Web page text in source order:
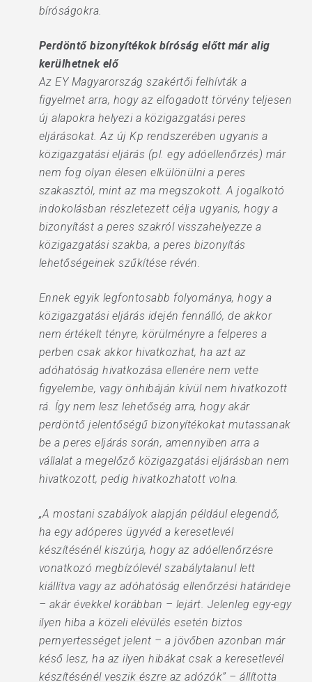
bíróságokra.
Perdöntő bizonyítékok bíróság előtt már alig
kerülhetnek elő
Az EY Magyarország szakértői felhívták a
figyelmet arra, hogy az elfogadott törvény teljesen
új alapokra helyezi a közigazgatási peres
eljárásokat. Az új Kp rendszerében ugyanis a
közigazgatási eljárás (pl. egy adóellenőrzés) már
nem fog olyan élesen elkülönülni a peres
szakasztól, mint az ma megszokott. A jogalkotó
indokolásban részletezett célja ugyanis, hogy a
bizonyítást a peres szakról visszahelyezze a
közigazgatási szakba, a peres bizonyítás
lehetőségeinek szűkítése révén.
Ennek egyik legfontosabb folyománya, hogy a
közigazgatási eljárás idején fennálló, de akkor
nem értékelt tényre, körülményre a felperes a
perben csak akkor hivatkozhat, ha azt az
adóhatóság hivatkozása ellenére nem vette
figyelembe, vagy önhibáján kívül nem hivatkozott
rá. Így nem lesz lehetőség arra, hogy akár
perdöntő jelentőségű bizonyítékokat mutassanak
be a peres eljárás során, amennyiben arra a
vállalat a megelőző közigazgatási eljárásban nem
hivatkozott, pedig hivatkozhatott volna.
„A mostani szabályok alapján például elegendő,
ha egy adóperes ügyvéd a keresetlevél
készítésénél kiszúrja, hogy az adóellenőrzésre
vonatkozó megbízólevél szabálytalanul lett
kiállítva vagy az adóhatóság ellenőrzési határideje
– akár évekkel korábban – lejárt. Jelenleg egy-egy
ilyen hiba a közeli elévülés esetén biztos
pernyertességet jelent – a jövőben azonban már
késő lesz, ha az ilyen hibákat csak a keresetlevél
készítésénél veszik észre az adózók” – állította